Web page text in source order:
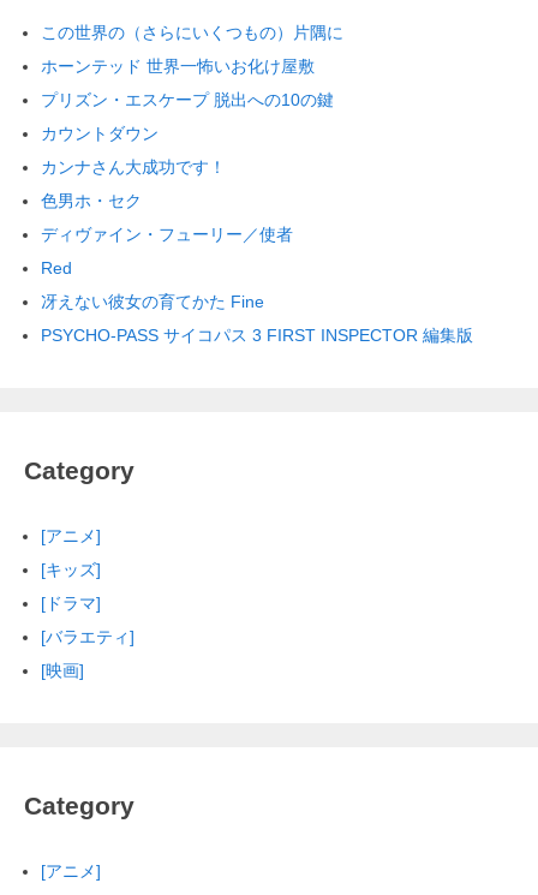
この世界の（さらにいくつもの）片隅に
ホーンテッド 世界一怖いお化け屋敷
プリズン・エスケープ 脱出への10の鍵
カウントダウン
カンナさん大成功です！
色男ホ・セク
ディヴァイン・フューリー／使者
Red
冴えない彼女の育てかた Fine
PSYCHO-PASS サイコパス 3 FIRST INSPECTOR 編集版
Category
[アニメ]
[キッズ]
[ドラマ]
[バラエティ]
[映画]
Category
[アニメ]